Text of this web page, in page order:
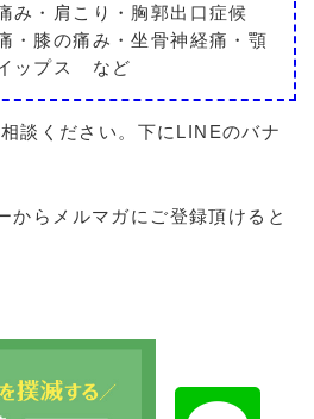
み・肩こり・胸郭出口症候
・膝の痛み・坐骨神経痛・顎
ップス など
談ください。下にLINEのバナ
からメルマガにご登録頂けると